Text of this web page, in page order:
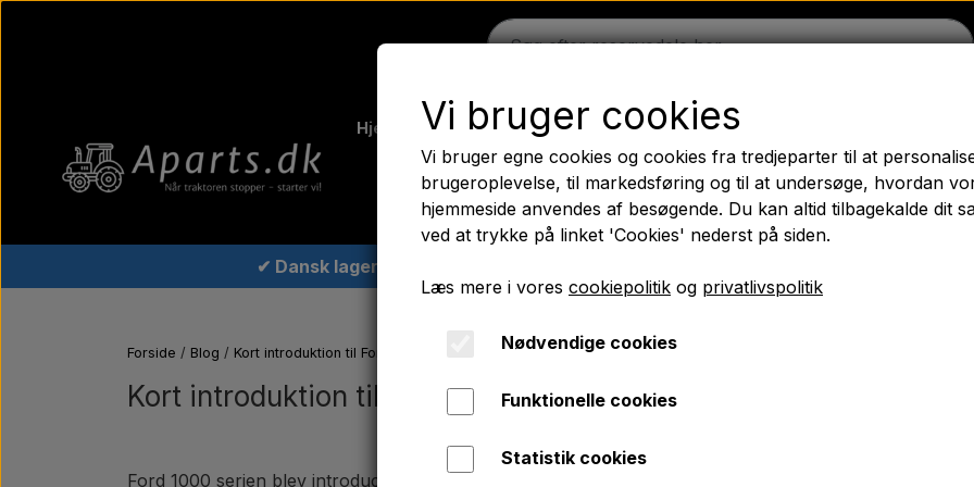
Hjem Ferguson Massey Ferguson Fordson Trækbomme
Traktordæk Olie Kemi El-dele LED Lygter Pære Maling
PTO Aksler GARDLOC Værksted/ Værktøj Tilbud
✔ Dansk lager
Forside Blog Kort introduktion til Ford 1000 serien: De flotte blå veterantraktorer
Kort introduktion til Ford 1000 serien: De flotte blå
Ford 1000 serien blev introduceret i 1960'erne som en efterfølgerne til Fordson traktorerne. Det var
Vi bruger cookies
Vi bruger egne cookies og cookies fra tredjeparter til at
brugeroplevelse, til markedsføring og til at undersøge, hvordan
hjemmeside anvendes af besøgende. Du kan altid tilbagekalde dit
ved at trykke på linket 'Cookies' nederst på siden.
Læs mere i vores cookiepolitik og privatlivspolitik
Nødvendige cookies
Funktionelle cookies
Statistik cookies